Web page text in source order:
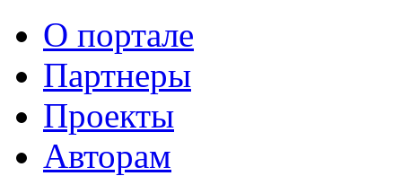
О портале
Партнеры
Проекты
Авторам